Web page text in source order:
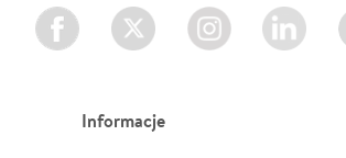
Facebook Twitter Instagram LinkedIn
Informacje